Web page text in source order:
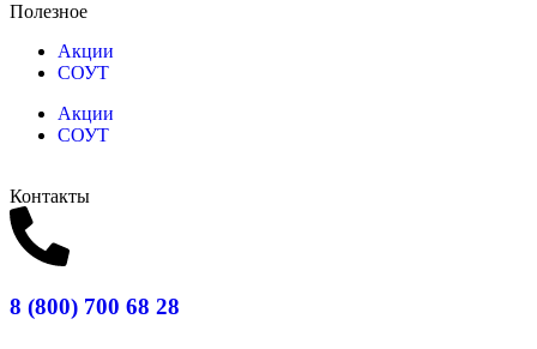
Полезное
Акции
СОУТ
Акции
СОУТ
Контакты
8 (800) 700 68 28